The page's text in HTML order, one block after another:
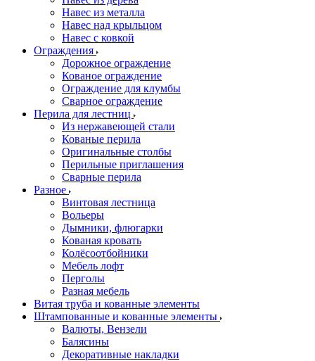
Навес из металла
Навес над крыльцом
Навес с ковкой
Ограждения
Дорожное ограждение
Кованое ограждение
Ограждение для клумбы
Сварное ограждение
Перила для лестниц
Из нержавеющей стали
Кованые перила
Оригинальные столбы
Перильные приглашения
Сварные перила
Разное
Винтовая лестница
Вольеры
Дымники, флюгарки
Кованая кровать
Колёсоотбойники
Мебель лофт
Перголы
Разная мебель
Витая труба и кованные элементы
Штампованные и кованные элементы
Валюты, Вензели
Балясины
Декоративные накладки